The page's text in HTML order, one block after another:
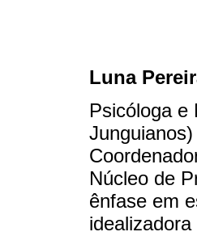
Luna
Psicóloga e
Núcleo de
ênfase em